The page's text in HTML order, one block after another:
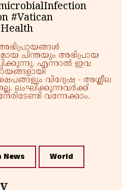
#Vatican
ചിന്തയും അഭിപ്രായ
എന്നാൽ ഇവ
വിദ്വേഷ - അശ്ലീല
ലംഘിക്കുന്നവർക്ക്
വന്നേക്കാം.
News World